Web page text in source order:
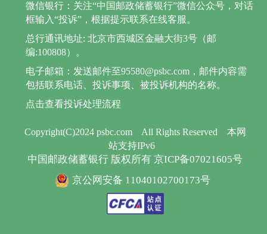
Copyright(C)2024 psbc.com All Rights Reserved
本网
站支持IPv6
中国邮政储蓄银行 版权所有 京ICP备07021605号
京公网安备 11040102700173号
微信银行：关注“中国邮政储蓄银行”微信公众号，对话
框输入“投诉”，根据提示联系在线客服。
总行通讯地址: 北京市西城区金融大街3号（邮
编:100808）。
电子邮箱：发送邮件至95580@psbc.com，邮件内容需
包括联系电话、投诉事项、被投诉机构的名称。
点击查看投诉处理流程